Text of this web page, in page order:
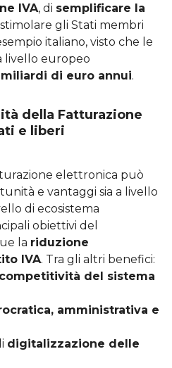
IVA, di semplificare la
gli Stati membri
italiano, visto che le
livello europeo
miliardi di euro annui.
della Fatturazione
e liberi
elettronica può
e vantaggi sia a livello
di ecosistema
obiettivi del
la riduzione
IVA. Tra gli altri benefici:
competitività del sistema
amministrativa e
digitalizzazione delle